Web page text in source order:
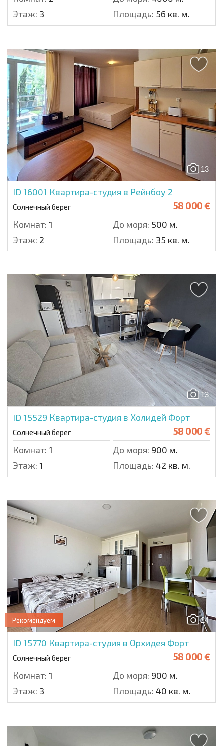
Этаж: 3 Площадь: 56 кв. м.
13
ID 16001 Квартира-студия в Рейнбоу 2
Солнечный берег 58 000 €
Комнат: 1 До моря: 500 м.
Этаж: 2 Площадь: 35 кв. м.
13
ID 15529 Квартира-студия в Холидей Форт
Солнечный берег 58 000 €
Комнат: 1 До моря: 900 м.
Этаж: 1 Площадь: 42 кв. м.
24
Рекомендуем
ID 15770 Квартира-студия в Орхидея Форт
Солнечный берег 58 000 €
Комнат: 1 До моря: 900 м.
Этаж: 3 Площадь: 40 кв. м.